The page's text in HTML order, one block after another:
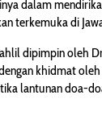
dalam
terkemuka di
dipimpin oleh
khidmat
lantunan doa-